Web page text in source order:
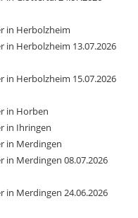
in Herbolzheim
Herbolzheim 13.07.2026
Herbolzheim 15.07.2026
in Horben
in Ihringen
in Merdingen
Merdingen 08.07.2026
Merdingen 24.06.2026